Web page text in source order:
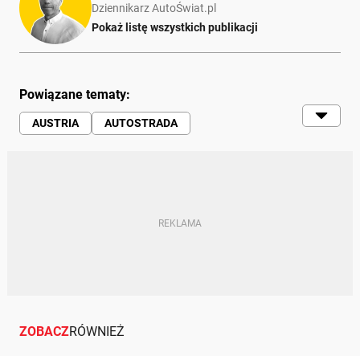
Dziennikarz AutoŚwiat.pl
Pokaż listę wszystkich publikacji
Powiązane tematy:
AUSTRIA
AUTOSTRADA
ZOBACZRÓWNIEŻ